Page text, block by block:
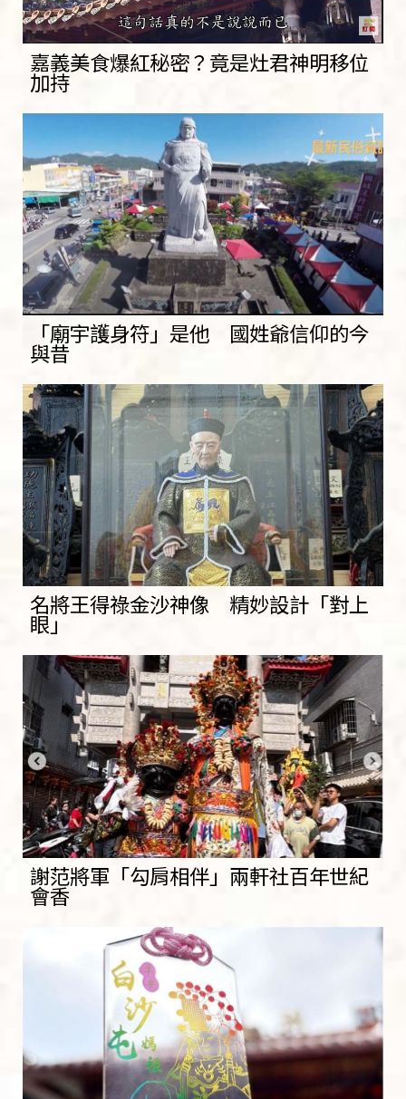
嘉義美食爆紅秘密？竟是灶君神明移位
加持
「廟宇護身符」是他 國姓爺信仰的今
與昔
名將王得祿金沙神像 精妙設計「對上
眼」
謝范將軍「勾肩相伴」兩軒社百年世紀
會香